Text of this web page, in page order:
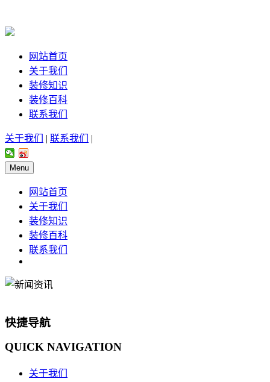
网站首页
关于我们
装修知识
装修百科
联系我们
关于我们 | 联系我们 |
Menu
网站首页
关于我们
装修知识
装修百科
联系我们
快捷导航
QUICK NAVIGATION
关于我们